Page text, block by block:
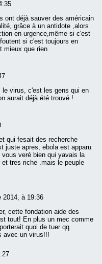
ont déjà sauver des américain
grâce à un antidote ,alors
en urgence,même si c'est
si c'est toujours en
mieux que rien
le virus, c'est les gens qui en
aurait déjà été trouvé !
qui fesait des recherche
juste apres, ebola est apparu
veré bien qui yavais la
tres riche .mais le peuple
2014, à 19:36
cette fondation aide des
tout! En plus un mec comme
quoi de tuer qq
avec un virus!!!